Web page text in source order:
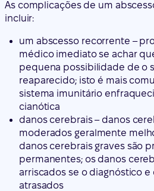
As complicações de um
incluir:
um abscesso recorrente –
médico imediato se achar
pequena possibilidade de o
reaparecido; isto é mais
sistema imunitário
cianótica
danos cerebrais – danos
moderados geralmente
danos cerebrais graves são
permanentes; os danos
arriscados se o diagnóstico
atrasados